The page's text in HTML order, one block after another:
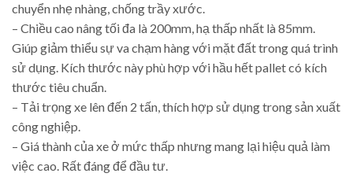
chuyển nhẹ nhàng, chống trầy xước.
– Chiều cao nâng tối đa là 200mm, hạ thấp nhất là 85mm.
Giúp giảm thiểu sự va chạm hàng với mặt đất trong quá trình
sử dụng. Kích thước này phù hợp với hầu hết pallet có kích
thước tiêu chuẩn.
– Tải trọng xe lên đến 2 tấn, thích hợp sử dụng trong sản xuất
công nghiệp.
– Giá thành của xe ở mức thấp nhưng mang lại hiệu quả làm
việc cao. Rất đáng để đầu tư.